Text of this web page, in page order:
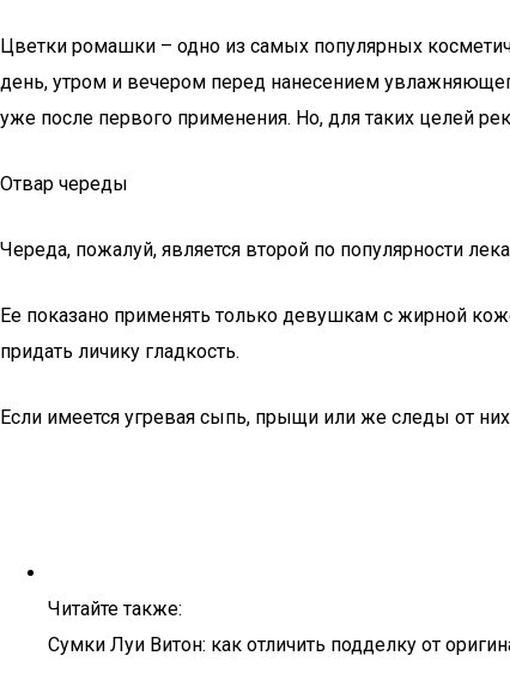
Цветки ромашки – одно из самых популярных
день, утром и вечером перед нанесением
уже после первого применения. Но, для таких целей
Отвар череды
Череда, пожалуй, является второй по популярности
Ее показано применять только девушкам с жирной
придать личику гладкость.
Если имеется угревая сыпь, прыщи или же следы от
Читайте также:
Сумки Луи Витон: как отличить подделку от